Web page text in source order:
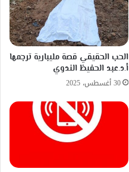
الحب الحقيقي قصة مليبارية ترجمها
أ.د.عبد الحفيظ الندوي
30 أغسطس، 2025